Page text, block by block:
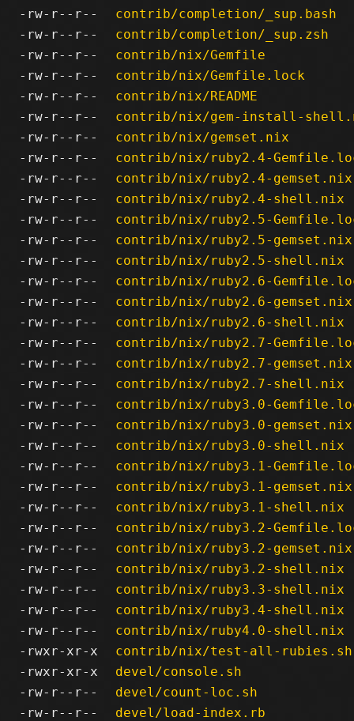
-rw-r--r--
contrib/completion/_sup.bash
-rw-r--r--
contrib/completion/_sup.zsh
-rw-r--r--
contrib/nix/Gemfile
-rw-r--r--
contrib/nix/Gemfile.lock
-rw-r--r--
contrib/nix/README
-rw-r--r--
contrib/nix/gem-install-
-rw-r--r--
contrib/nix/gemset.nix
-rw-r--r--
contrib/nix/ruby2.4-
-rw-r--r--
contrib/nix/ruby2.4-gemset.nix
-rw-r--r--
contrib/nix/ruby2.4-shell.nix
-rw-r--r--
contrib/nix/ruby2.5-
-rw-r--r--
contrib/nix/ruby2.5-gemset.nix
-rw-r--r--
contrib/nix/ruby2.5-shell.nix
-rw-r--r--
contrib/nix/ruby2.6-
-rw-r--r--
contrib/nix/ruby2.6-gemset.nix
-rw-r--r--
contrib/nix/ruby2.6-shell.nix
-rw-r--r--
contrib/nix/ruby2.7-
-rw-r--r--
contrib/nix/ruby2.7-gemset.nix
-rw-r--r--
contrib/nix/ruby2.7-shell.nix
-rw-r--r--
contrib/nix/ruby3.0-
-rw-r--r--
contrib/nix/ruby3.0-gemset.nix
-rw-r--r--
contrib/nix/ruby3.0-shell.nix
-rw-r--r--
contrib/nix/ruby3.1-
-rw-r--r--
contrib/nix/ruby3.1-gemset.nix
-rw-r--r--
contrib/nix/ruby3.1-shell.nix
-rw-r--r--
contrib/nix/ruby3.2-
-rw-r--r--
contrib/nix/ruby3.2-gemset.nix
-rw-r--r--
contrib/nix/ruby3.2-shell.nix
-rw-r--r--
contrib/nix/ruby3.3-shell.nix
-rw-r--r--
contrib/nix/ruby3.4-shell.nix
-rw-r--r--
contrib/nix/ruby4.0-shell.nix
-rwxr-xr-x
contrib/nix/test-all-rubies.sh
-rwxr-xr-x
devel/console.sh
-rw-r--r--
devel/count-loc.sh
-rw-r--r--
devel/load-index.rb